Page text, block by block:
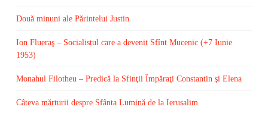
Două minuni ale Părintelui Justin
Ion Flueraş – Socialistul care a devenit Sfînt Mucenic (+7 Iunie
1953)
Monahul Filotheu – Predică la Sfinţii Împăraţi Constantin şi Elena
Câteva mărturii despre Sfânta Lumină de la Ierusalim